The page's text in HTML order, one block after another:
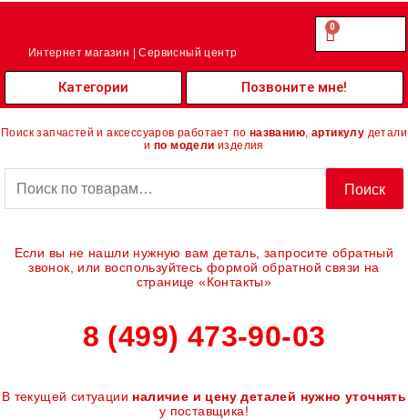
Перейти
Интернет магазин | Сервисный центр
0.00
0
Cart
Категории Позвоните мне!
Поиск запчастей и аксессуаров работает по названию артикулу детали
и по модели изделия
Поиск
Если вы не нашли нужную вам деталь, запросите обратный
звонок, или воспользуйтесь формой обратной связи на
странице «Контакты»
8 (499) 473-90-03
В текущей ситуации наличие и цену деталей нужно уточнять
у поставщика!